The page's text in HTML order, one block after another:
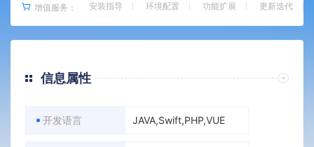
增值服务： 安装指导 环境配置 功能扩展 更新迭代
信息属性
开发语言 JAVA,Swift,PHP,VUE